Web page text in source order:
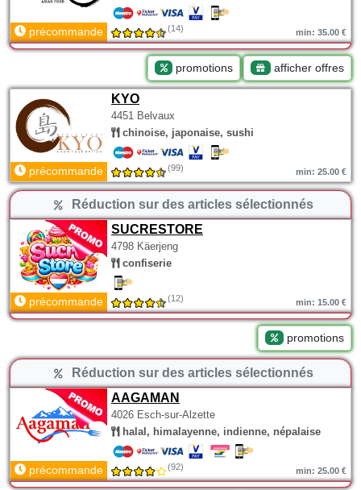
précommande (14) min: 35.00 €
promotions afficher offres
KYO
4451 Belvaux
chinoise, japonaise, sushi
précommande (99) min: 25.00 €
Réduction sur des articles sélectionnés
SUCRESTORE
4798 Käerjeng
confiserie
précommande (12) min: 15.00 €
promotions
Réduction sur des articles sélectionnés
AAGAMAN
4026 Esch-sur-Alzette
halal, himalayenne, indienne, népalaise
précommande (92) min: 25.00 €